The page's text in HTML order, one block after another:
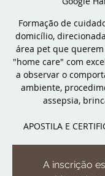
Formação de
domicílio,
área pet que
"home care" com
a observar o
ambiente,
assepsia,
APOSTILA E
A inscrição